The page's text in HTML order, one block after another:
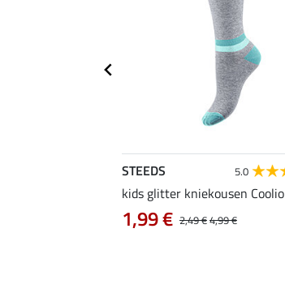
STEEDS 5.0
kids glitter kniekousen Coolio
2,49 €4,99 €
1,99 €